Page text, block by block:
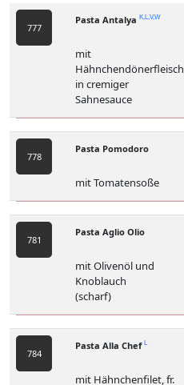
777
Pasta Antalya K,L,V,W
mit
Hähnchendönerfleisch
in cremiger
Sahnesauce
778
Pasta Pomodoro
mit Tomatensoße
781
Pasta Aglio Olio
mit Olivenöl und
Knoblauch
(scharf)
784
Pasta Alla Chef L
mit Hähnchenfilet, fr.